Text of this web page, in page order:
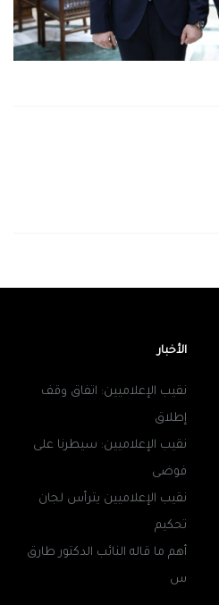
الأخبار
نقيب الإعلاميين: اتفاق وقف
إطلاق
نقيب الإعلاميين: سيطرنا على
فوضى
نقيب الإعلاميين يترأس لجان
تحكيم
أهم ما قاله النائب الدكتور طارق
س